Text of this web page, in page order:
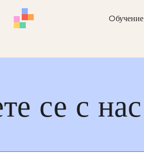
Oбучение
се с нас